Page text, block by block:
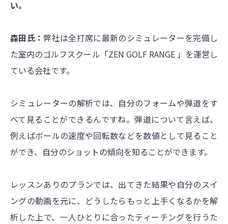
い。
森田氏：弊社は全打席に最新のシミュレーターを完備し
た室内のゴルフスクール「ZEN GOLF RANGE 」を運営し
ている会社です。
シミュレーターの解析では、自分のフォームや弾道をす
べて見ることができるんですね。弾道について言えば、
例えばボールの速度や回転数などを数値として見ること
ができ、自分のショットの傾向を知ることができます。
レッスンありのプランでは、出てきた結果や自分のスイ
ングの動画を元に、どうしたらもっと上手くなるかを解
析した上で、一人ひとりに合ったティーチングを行うた